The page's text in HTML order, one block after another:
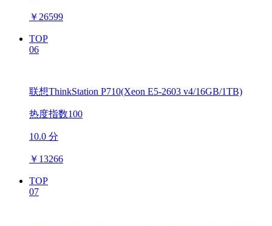
￥ 26599
TOP
06
联想ThinkStation P710(Xeon E5-2603 v4/16GB/1TB)
热度指数100
10.0 分
￥ 13266
TOP
07